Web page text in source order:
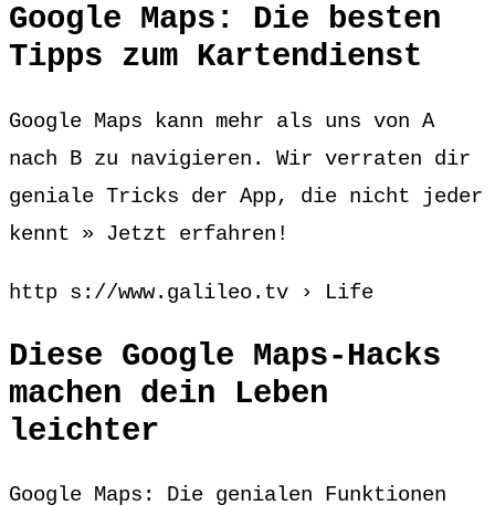
Google Maps: Die besten
Tipps zum Kartendienst
Google Maps kann mehr als uns von A
nach B zu navigieren. Wir verraten dir
geniale Tricks der App, die nicht jeder
kennt » Jetzt erfahren!
http s://www.galileo.tv › Life
Diese Google Maps-Hacks
machen dein Leben
leichter
Google Maps: Die genialen Funktionen